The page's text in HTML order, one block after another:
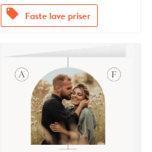
offers Faste lave priser